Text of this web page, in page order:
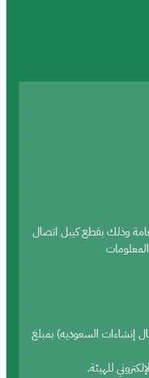
وذلك بقطع كيبل اتصال
إنشاءات السعوديه) بمبلغ
للهيئة.